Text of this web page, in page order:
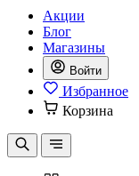
Акции
Блог
Магазины
Войти
Избранное
Корзина